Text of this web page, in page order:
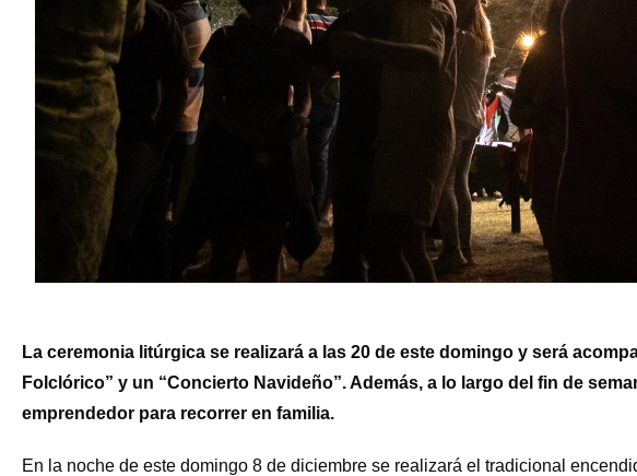
La ceremonia litúrgica se realizará a las 20 de este domingo y será
Folclórico” y un “Concierto Navideño”. Además, a lo largo del fin de
emprendedor para recorrer en familia.
En la noche de este domingo 8 de diciembre se realizará el tradicional